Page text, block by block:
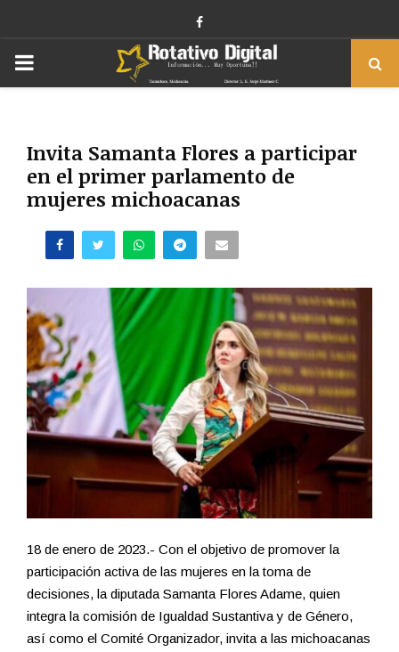
Facebook
PRIMARY
Invita Samanta Flores a participar
en el primer parlamento de
mujeres michoacanas
18 de enero de 2023.- Con el objetivo de promover la
participación activa de las mujeres en la toma de
decisiones, la diputada Samanta Flores Adame, quien
integra la comisión de Igualdad Sustantiva y de Género,
así como el Comité Organizador, invita a las michoacanas